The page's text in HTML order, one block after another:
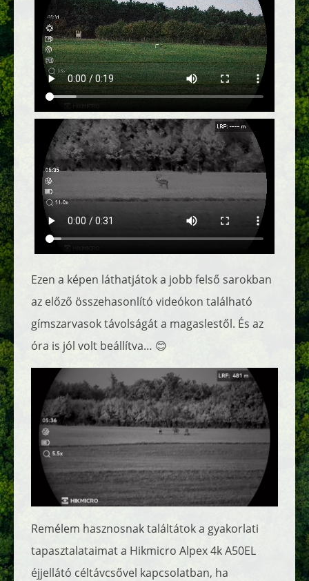
Ezen a képen láthatjátok a jobb felső sarokban
az előző összehasonlító videókon található
gímszarvasok távolságát a magaslestől. És az
óra is jól volt beállítva… 😊
Remélem hasznosnak találtátok a gyakorlati
tapasztalataimat a Hikmicro Alpex 4k A50EL
éjjellátó céltávcsővel kapcsolatban, ha